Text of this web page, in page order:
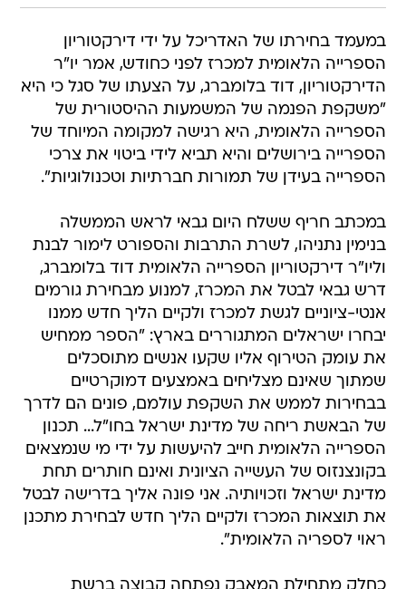
במעמד בחירתו של האדריכל על ידי דירקטוריון
הספרייה הלאומית למכרז לפני כחודש, אמר יו"ר
הדירקטוריון, דוד בלומברג, על הצעתו של סגל כי היא
"משקפת הפנמה של המשמעות ההיסטורית של
הספרייה הלאומית, היא רגישה למקומה המיוחד של
הספרייה בירושלים והיא תביא לידי ביטוי את צרכי
הספרייה בעידן של תמורות חברתיות וטכנולוגיות".
במכתב חריף ששלח היום גבאי לראש הממשלה
בנימין נתניהו, לשרת התרבות והספורט לימור לבנת
וליו"ר דירקטוריון הספרייה הלאומית דוד בלומברג,
דרש גבאי לבטל את המכרז, למנוע מבחירת גורמים
אנטי-ציוניים לגשת למכרז ולקיים הליך חדש ממנו
יבחרו ישראלים המתגוררים בארץ: "הספר ממחיש
את עומק הטירוף אליו שקעו אנשים מתוסכלים
שמתוך שאינם מצליחים באמצעים דמוקרטיים
בבחירות לממש את השקפת עולמם, פונים הם לדרך
של הבאשת ריחה של מדינת ישראל בחו"ל... תכנון
הספרייה הלאומית חייב להיעשות על ידי מי שנמצאים
בקונצנזוס של העשייה הציונית ואינם חותרים תחת
מדינת ישראל וזכויותיה. אני פונה אליך בדרישה לבטל
את תוצאות המכרז ולקיים הליך חדש לבחירת מתכנן
ראוי לספריה הלאומית".